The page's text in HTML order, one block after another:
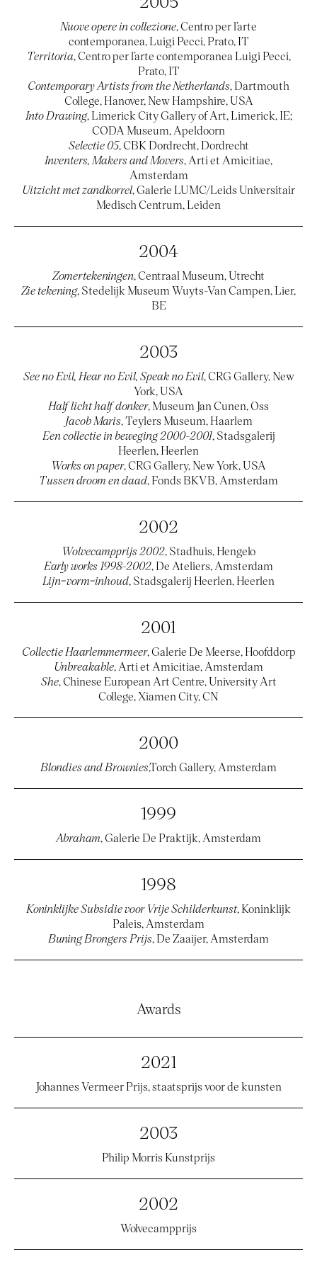
Nuove opere in collezione, Centro per l’arte
contemporanea, Luigi Pecci, Prato, IT
Territoria, Centro per l’arte contemporanea Luigi Pecci,
Prato, IT
Contemporary Artists from the Netherlands, Dartmouth
College, Hanover, New Hampshire, USA
Into Drawing, Limerick City Gallery of Art, Limerick, IE;
CODA Museum, Apeldoorn
Selectie 05, CBK Dordrecht, Dordrecht
Inventers, Makers and Movers, Arti et Amicitiae,
Amsterdam
Uitzicht met zandkorrel, Galerie LUMC/Leids Universitair
Medisch Centrum, Leiden
2004
Zomertekeningen, Centraal Museum, Utrecht
Zie tekening, Stedelijk Museum Wuyts-Van Campen, Lier,
BE
2003
See no Evil, Hear no Evil, Speak no Evil, CRG Gallery, New
York, USA
Half licht half donker, Museum Jan Cunen, Oss
Jacob Maris, Teylers Museum, Haarlem
Een collectie in beweging 2000-2001, Stadsgalerij
Heerlen, Heerlen
Works on paper, CRG Gallery, New York, USA
Tussen droom en daad, Fonds BKVB, Amsterdam
2002
Wolvecampprijs 2002, Stadhuis, Hengelo
Early works 1998-2002, De Ateliers, Amsterdam
Lijn=vorm=inhoud, Stadsgalerij Heerlen, Heerlen
2001
Collectie Haarlemmermeer, Galerie De Meerse, Hoofddorp
Unbreakable, Arti et Amicitiae, Amsterdam
She, Chinese European Art Centre, University Art
College, Xiamen City, CN
2000
Blondies and Brownies,Torch Gallery, Amsterdam
1999
Abraham, Galerie De Praktijk, Amsterdam
1998
Koninklijke Subsidie voor Vrije Schilderkunst, Koninklijk
Paleis, Amsterdam
Buning Brongers Prijs, De Zaaijer, Amsterdam
Awards
2021
Johannes Vermeer Prijs, staatsprijs voor de kunsten
2003
Philip Morris Kunstprijs
2002
Wolvecampprijs